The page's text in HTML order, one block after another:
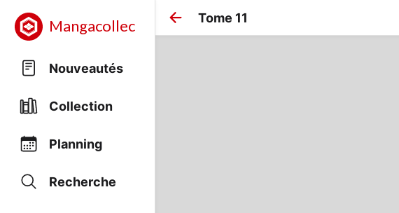
Mangacollec
Nouveautés
Collection
Planning
Recherche
Tome 11